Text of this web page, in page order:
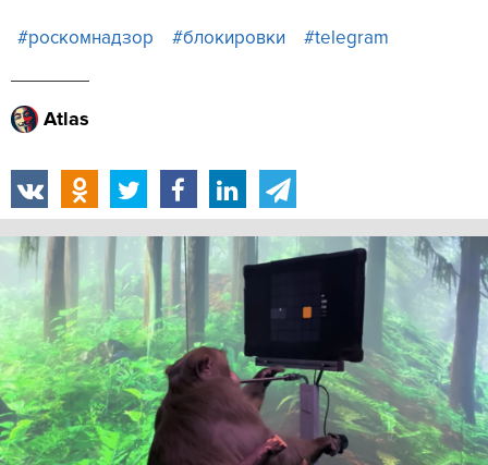
#роскомнадзор #блокировки #telegram
Atlas